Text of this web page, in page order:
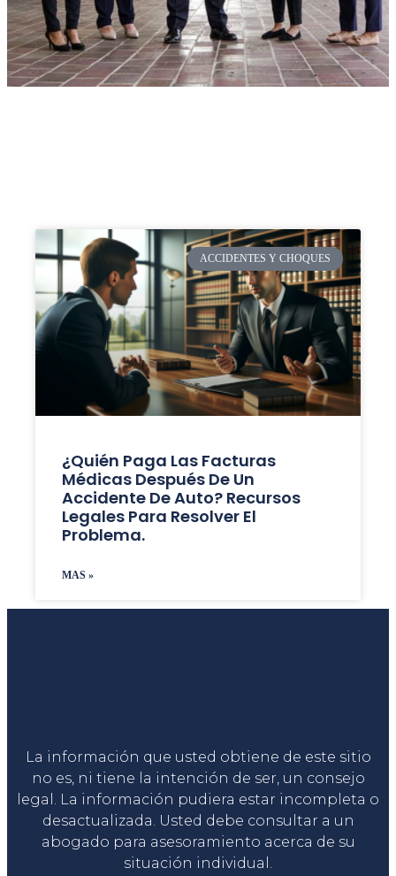
ACCIDENTES Y CHOQUES
¿Quién Paga Las Facturas
Médicas Después De Un
Accidente De Auto? Recursos
Legales Para Resolver El
Problema.
MAS »
La información que usted obtiene de este sitio
no es, ni tiene la intención de ser, un consejo
legal. La información pudiera estar incompleta o
desactualizada. Usted debe consultar a un
abogado para asesoramiento acerca de su
situación individual.